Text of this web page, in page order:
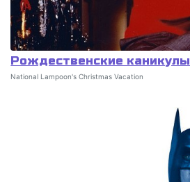
Рождественские каникулы
National Lampoon's Christmas Vacation